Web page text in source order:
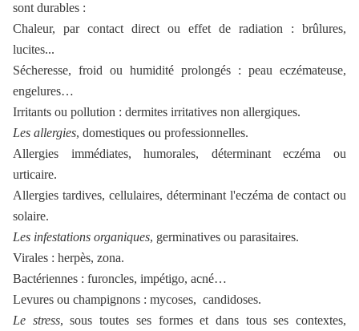
sont durables :
Chaleur, par contact direct ou effet de radiation : brûlures,
lucites...
Sécheresse, froid ou humidité prolongés : peau eczémateuse,
engelures…
Irritants ou pollution : dermites irritatives non allergiques.
Les allergies, domestiques ou professionnelles.
Allergies immédiates, humorales, déterminant eczéma ou
urticaire.
Allergies tardives, cellulaires, déterminant l'eczéma de contact ou
solaire.
Les infestations organiques, germinatives ou parasitaires.
Virales : herpès, zona.
Bactériennes : furoncles, impétigo, acné…
Levures ou champignons : mycoses, candidoses.
Le stress, sous toutes ses formes et dans tous ses contextes,